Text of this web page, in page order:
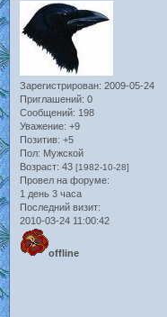
Зарегистрирован: 2009-05-24
Приглашений: 0
Сообщений: 198
Уважение: +9
Позитив: +5
Пол: Мужской
Возраст: 43 [1982-10-28]
Провел на форуме:
1 день 3 часа
Последний визит:
2010-03-24 11:00:42
offline